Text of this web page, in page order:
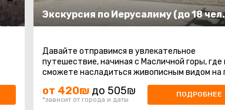
Экскурсия по Иерусалиму (до 18
Давайте отправимся в увлекательное
путешествие, начиная с Масличной горы, где
сможете насладиться живописным видом на
После этого мы отправимся на гору Сион ...
от 420₪ до 505₪
*зависит от города и даты
ПОДРОБНЕЕ